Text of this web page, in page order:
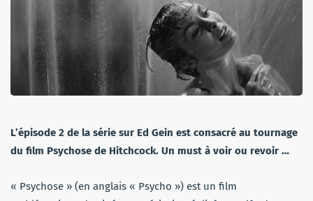
L’épisode 2 de la série sur Ed Gein est consacré au tournage
du film Psychose de Hitchcock. Un must à voir ou revoir …
« Psychose » (en anglais « Psycho ») est un film